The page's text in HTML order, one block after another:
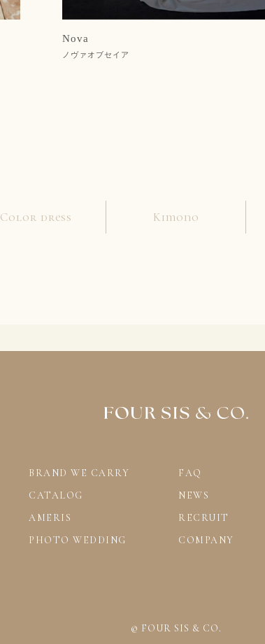
Nova
ノヴァオブセイア
Color dress Kimono
BRAND WE CARRY
CATALOG
AMERIS
PHOTO WEDDING
FAQ
NEWS
RECRUIT
COMPANY
© FOUR SIS & CO.